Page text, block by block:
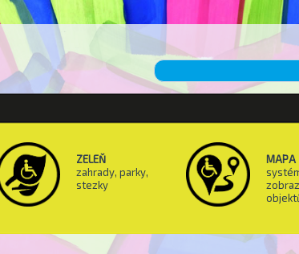
ZELEŇ
zahrady, parky,
stezky
MAPA